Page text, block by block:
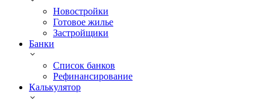
Новостройки
Готовое жилье
Застройщики
Банки
Список банков
Рефинансирование
Калькулятор